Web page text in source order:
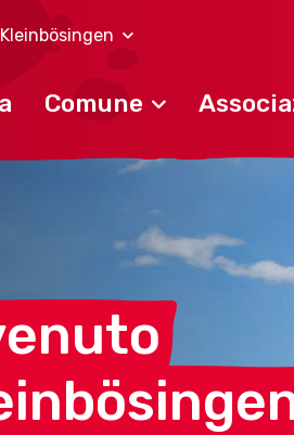
Kleinbösingen
Comune